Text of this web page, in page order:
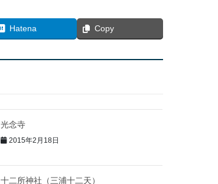
Hatena Copy
光念寺
2015年2月18日
十二所神社（三浦十二天）